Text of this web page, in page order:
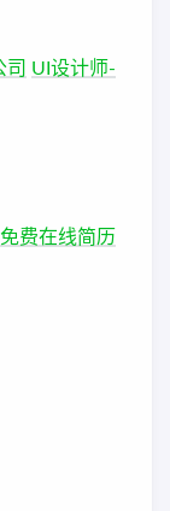
UI设计师-
费在线简历